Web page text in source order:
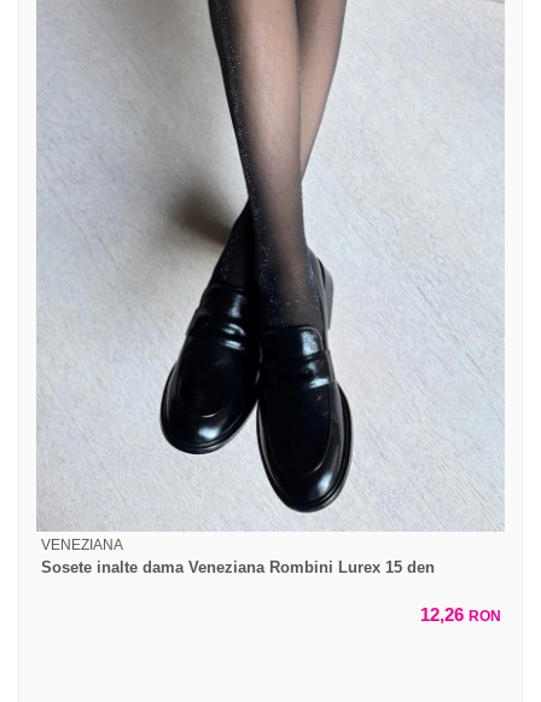
VENEZIANA
Sosete inalte dama Veneziana Rombini Lurex 15 den
12,26 RON